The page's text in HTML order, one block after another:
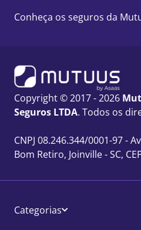
Conheça os seguros da
Copyright © 2017 - 2026
Seguros LTDA. Todos os
CNPJ 08.246.344/0001-97 -
Bom Retiro, Joinville - SC,
Categorias